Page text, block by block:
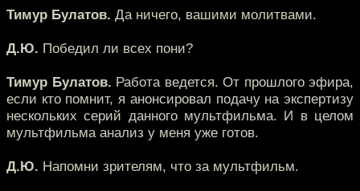
Тимур Булатов. Да ничего, вашими молитвами.
Д.Ю. Победил ли всех пони?
Тимур Булатов. Работа ведется. От прошлого эфира,
если кто помнит, я анонсировал подачу на экспертизу
нескольких серий данного мультфильма. И в целом
мультфильма анализ у меня уже готов.
Д.Ю. Напомни зрителям, что за мультфильм.